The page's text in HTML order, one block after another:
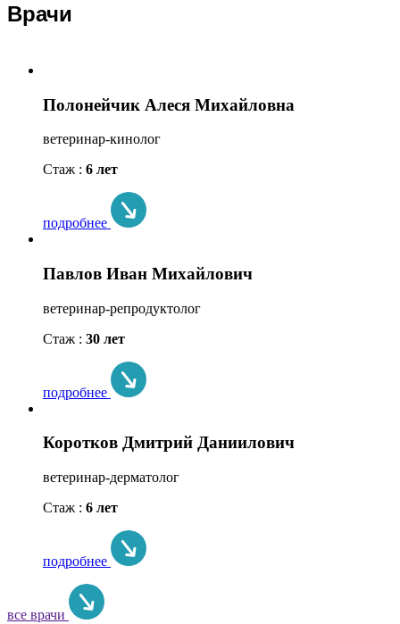
Врачи
Полонейчик Алеся Михайловна
ветеринар-кинолог
Стаж : 6 лет
подробнее
Павлов Иван Михайлович
ветеринар-репродуктолог
Стаж : 30 лет
подробнее
Коротков Дмитрий Даниилович
ветеринар-дерматолог
Стаж : 6 лет
подробнее
все врачи